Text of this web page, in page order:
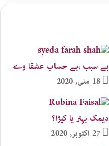
بے سبب ،بے حساب عشقا وے
18 مئی, 2020
دیمک بہتر یا کیڑا؟
27 اکتوبر, 2020